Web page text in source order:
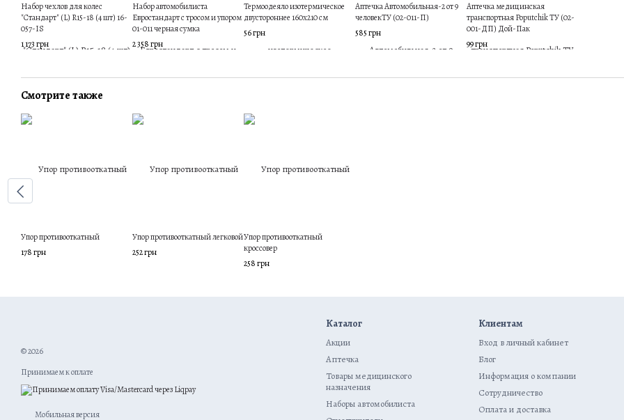
Набор чехлов для колес
"Стандарт" (L) R15-18 (4 шт) 16-
057-IS
1 173 грн
Набор автомобилиста
Евростандарт с тросом и упором
01-011 черная сумка
2 358 грн
Термоодеяло изотермическое
двустороннее 160х210 см
56 грн
Аптечка Автомобильная-2 от 9
человекТУ (02-011-П)
585 грн
Аптечка медицинская
транспортная Poputchik ТУ (02-
001-ДП) Дой-Пак
99 грн
Смотрите также
Упор противооткатный
178 грн
Упор противооткатный легковой
252 грн
Упор противооткатный
кроссовер
258 грн
© 2026
Принимаем к оплате
Мобильная версия
Каталог
Акции
Аптечка
Товары медицинского
назначения
Наборы автомобилиста
Клиентам
Вход в личный кабинет
Блог
Информация о компании
Сотрудничество
Оплата и доставка